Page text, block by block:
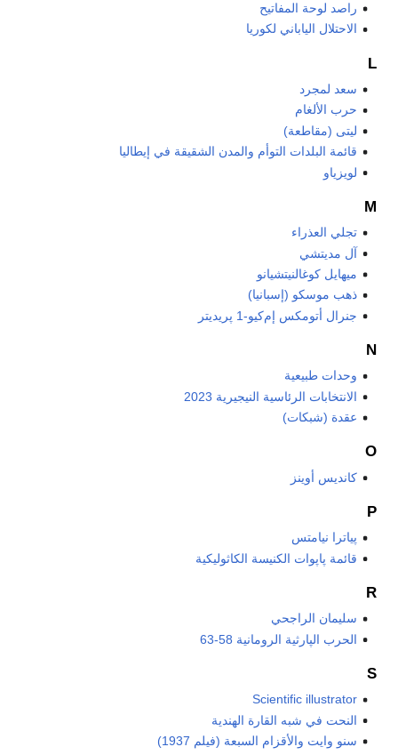
راصد لوحة المفاتيح
الاحتلال الياباني لكوريا
L
سعد لمجرد
حرب الألغام
ليتى (مقاطعة)
قائمة البلدات التوأم والمدن الشقيقة في إيطاليا
لويزياو
M
تجلي العذراء
آل مديتشي
ميهايل كوغالنيتشيانو
ذهب موسكو (إسبانيا)
جنرال أتومكس إم‌كيو-1 پريديتر
N
وحدات طبيعية
الانتخابات الرئاسية النيجيرية 2023
عقدة (شبكات)
O
كانديس أوينز
P
پياترا نيامتس
قائمة پاپوات الكنيسة الكاثوليكية
R
سليمان الراجحي
الحرب الپارثية الرومانية 58-63
S
Scientific illustrator
النحت في شبه القارة الهندية
سنو وايت والأقزام السبعة (فيلم 1937)